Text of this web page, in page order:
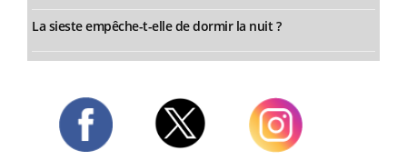
La sieste empêche-t-elle de dormir la nuit ?